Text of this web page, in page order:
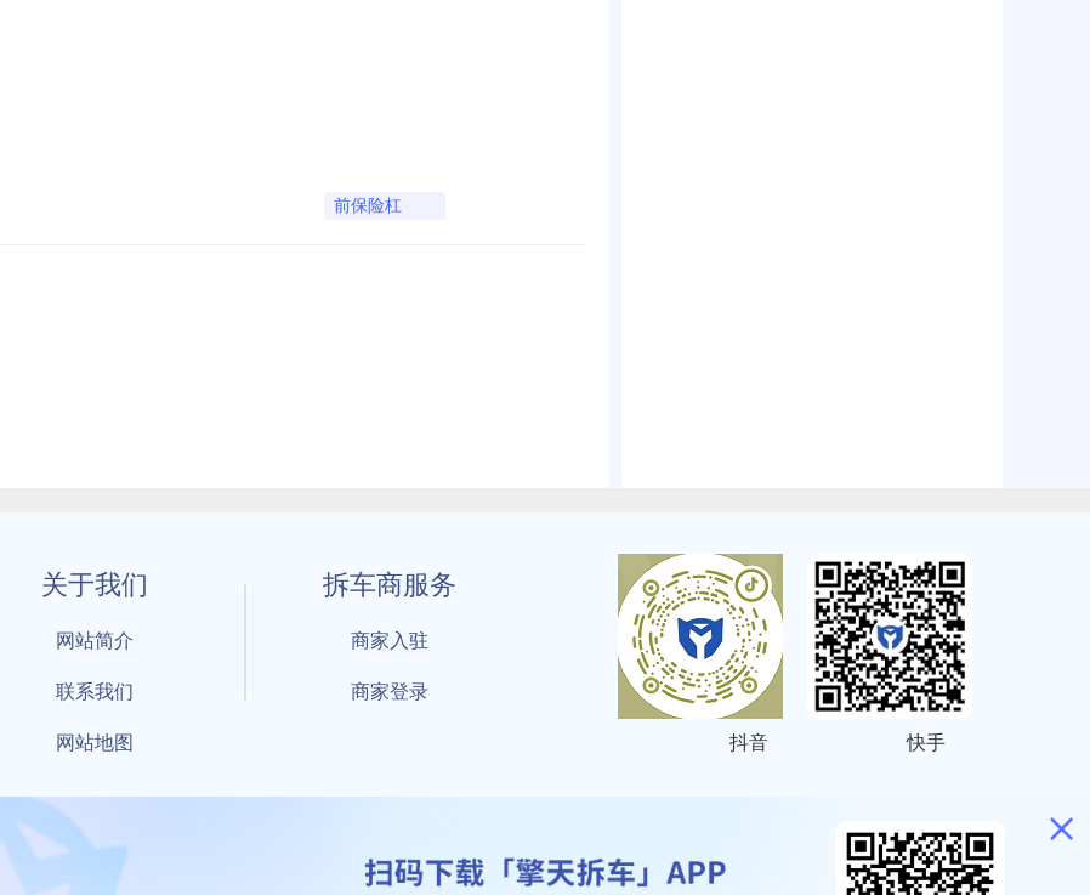
前保险杠
关于我们
网站简介
联系我们
网站地图
拆车商服务
商家入驻
商家登录
抖音 快手
By 擎天拆车-买卖拆车件，擎天拆车好省快 All Rights Reserved SITEMAP
：鲁ICP备18021004号-17 公安部备案号： 鲁公网安备37010402001023号